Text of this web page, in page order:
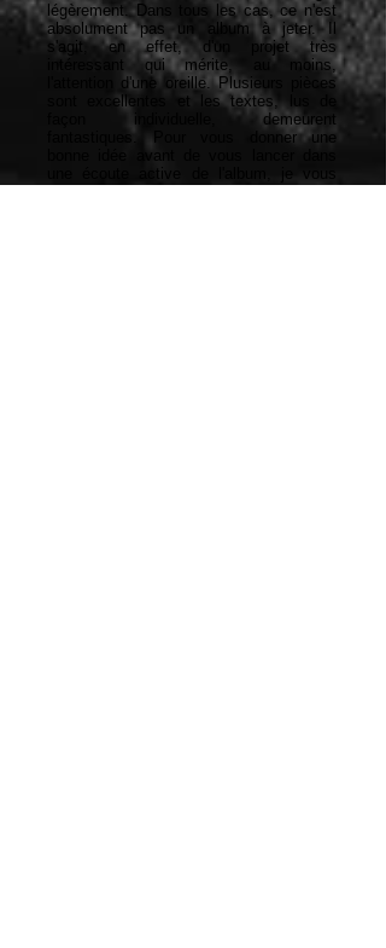
légèrement. Dans tous les cas, ce n'est
absolument pas un album à jeter. Il
s'agit, en effet, d'un projet très
intéressant qui mérite, au moins,
l'attention d'une oreille. Plusieurs pièces
sont excellentes et les textes, lus de
façon individuelle, demeurent
fantastiques. Pour vous donner une
bonne idée avant de vous lancer dans
une écoute active de l'album, je vous